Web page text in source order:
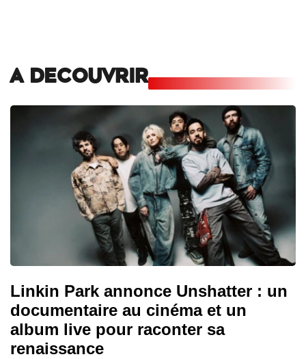
A DECOUVRIR
Linkin Park annonce Unshatter : un
documentaire au cinéma et un
album live pour raconter sa
renaissance